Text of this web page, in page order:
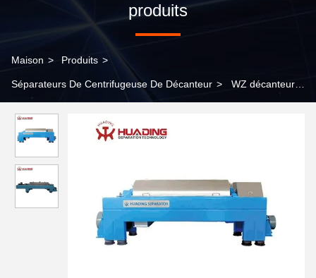
produits
Maison > Produits >
Séparateurs De Centrifugeuse De Décanteur > WZ décanteur à